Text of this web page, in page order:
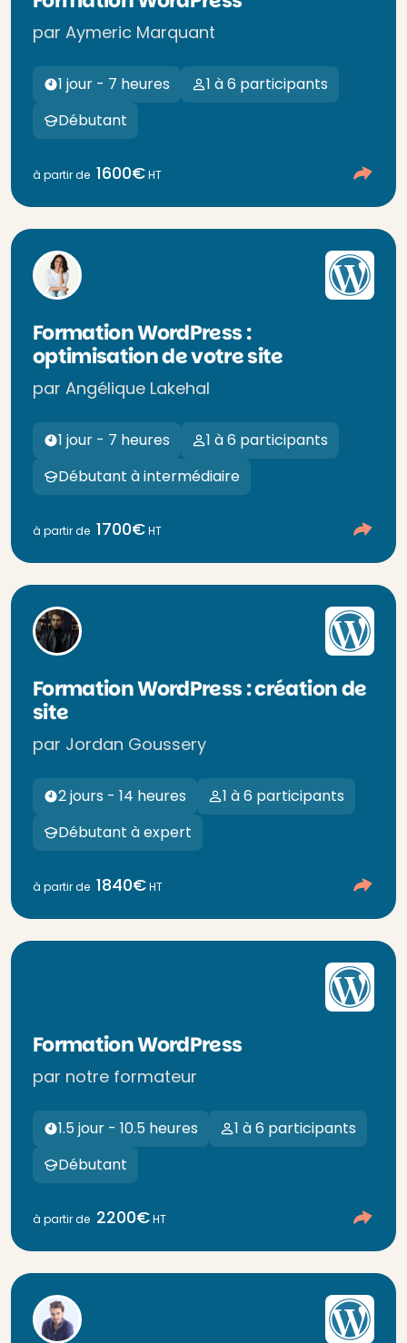
par Aymeric Marquant
1 jour - 7 heures
1 à 6 participants
Débutant
à partir de 1600€HT
Formation WordPress :
optimisation de votre site
par Angélique Lakehal
1 jour - 7 heures
1 à 6 participants
Débutant à intermédiaire
à partir de 1700€HT
Formation WordPress : création de
site
par Jordan Goussery
2 jours - 14 heures
1 à 6 participants
Débutant à expert
à partir de 1840€HT
Formation WordPress
par notre formateur
1.5 jour - 10.5 heures
1 à 6 participants
Débutant
à partir de 2200€HT